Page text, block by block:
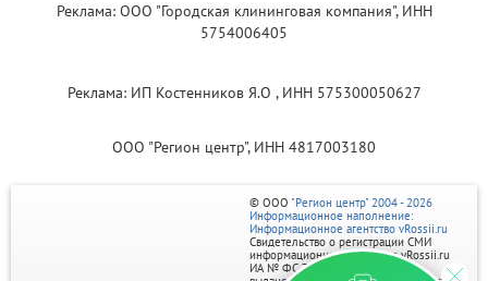
Реклама: ООО "Городская клининговая компания", ИНН
5754006405
Реклама: ИП Костенников Я.О , ИНН 575300050627
ООО "Регион центр", ИНН 4817003180
© ООО "Регион центр" 2004 - 2026
Информационное наполнение:
Информационное агентство vRossii.ru
Свидетельство о регистрации СМИ
информационного агентства vRossii.ru
ИА № ФС 77‑35502